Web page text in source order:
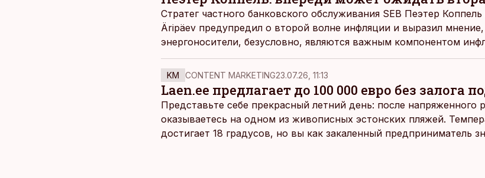
Стратег частного банковского обслуживания SEB Пеэтер
Äripäev предупредил о второй волне инфляции и выразил
энергоносители, безусловно, являются важным компонентом
рассматривать как первопричину.
KM CONTENT MARKETING23.07.26, 11:13
Laen.ee предлагает до 100 000 евро без залога
Представьте себе прекрасный летний день: после напряженного
оказываетесь на одном из живописных эстонских пляжей.
достигает 18 градусов, но вы как закаленный предприниматель